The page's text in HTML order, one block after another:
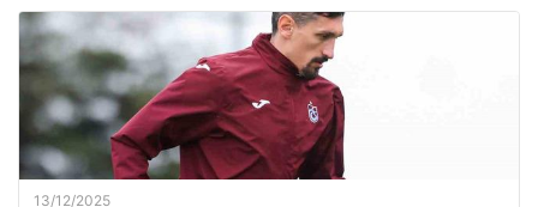
13/12/2025